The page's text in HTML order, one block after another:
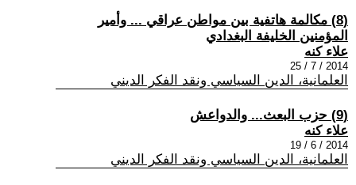
(8) مكالمة هاتفية بين مواطن عراقي ... وأمير
المؤمنين الخليفة البغدادي
علاء كنه
2014 / 7 / 25
العلمانية، الدين السياسي ونقد الفكر الديني
(9) حزب البعث... والدواعش
علاء كنه
2014 / 6 / 19
العلمانية، الدين السياسي ونقد الفكر الديني